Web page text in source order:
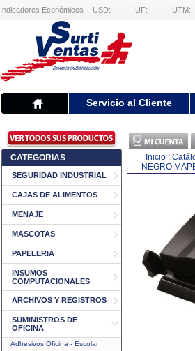
Indicadores Económicos USD: --- UF: --- UTM:
Servicio al Cliente
CATEGORIAS
SEGURIDAD INDUSTRIAL
CAJAS DE ALIMENTOS
MENAJE
MASCOTAS
PAPELERIA
INSUMOS
COMPUTACIONALES
ARCHIVOS Y REGISTROS
SUMINISTROS DE
OFICINA
Adhesivos Oficina - Escolar
Inicio :
NEGRO